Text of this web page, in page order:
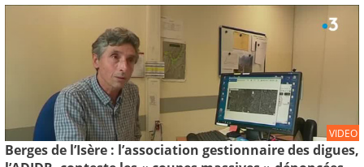
VIDEO
Berges de l’Isère : l’association gestionnaire des digues,